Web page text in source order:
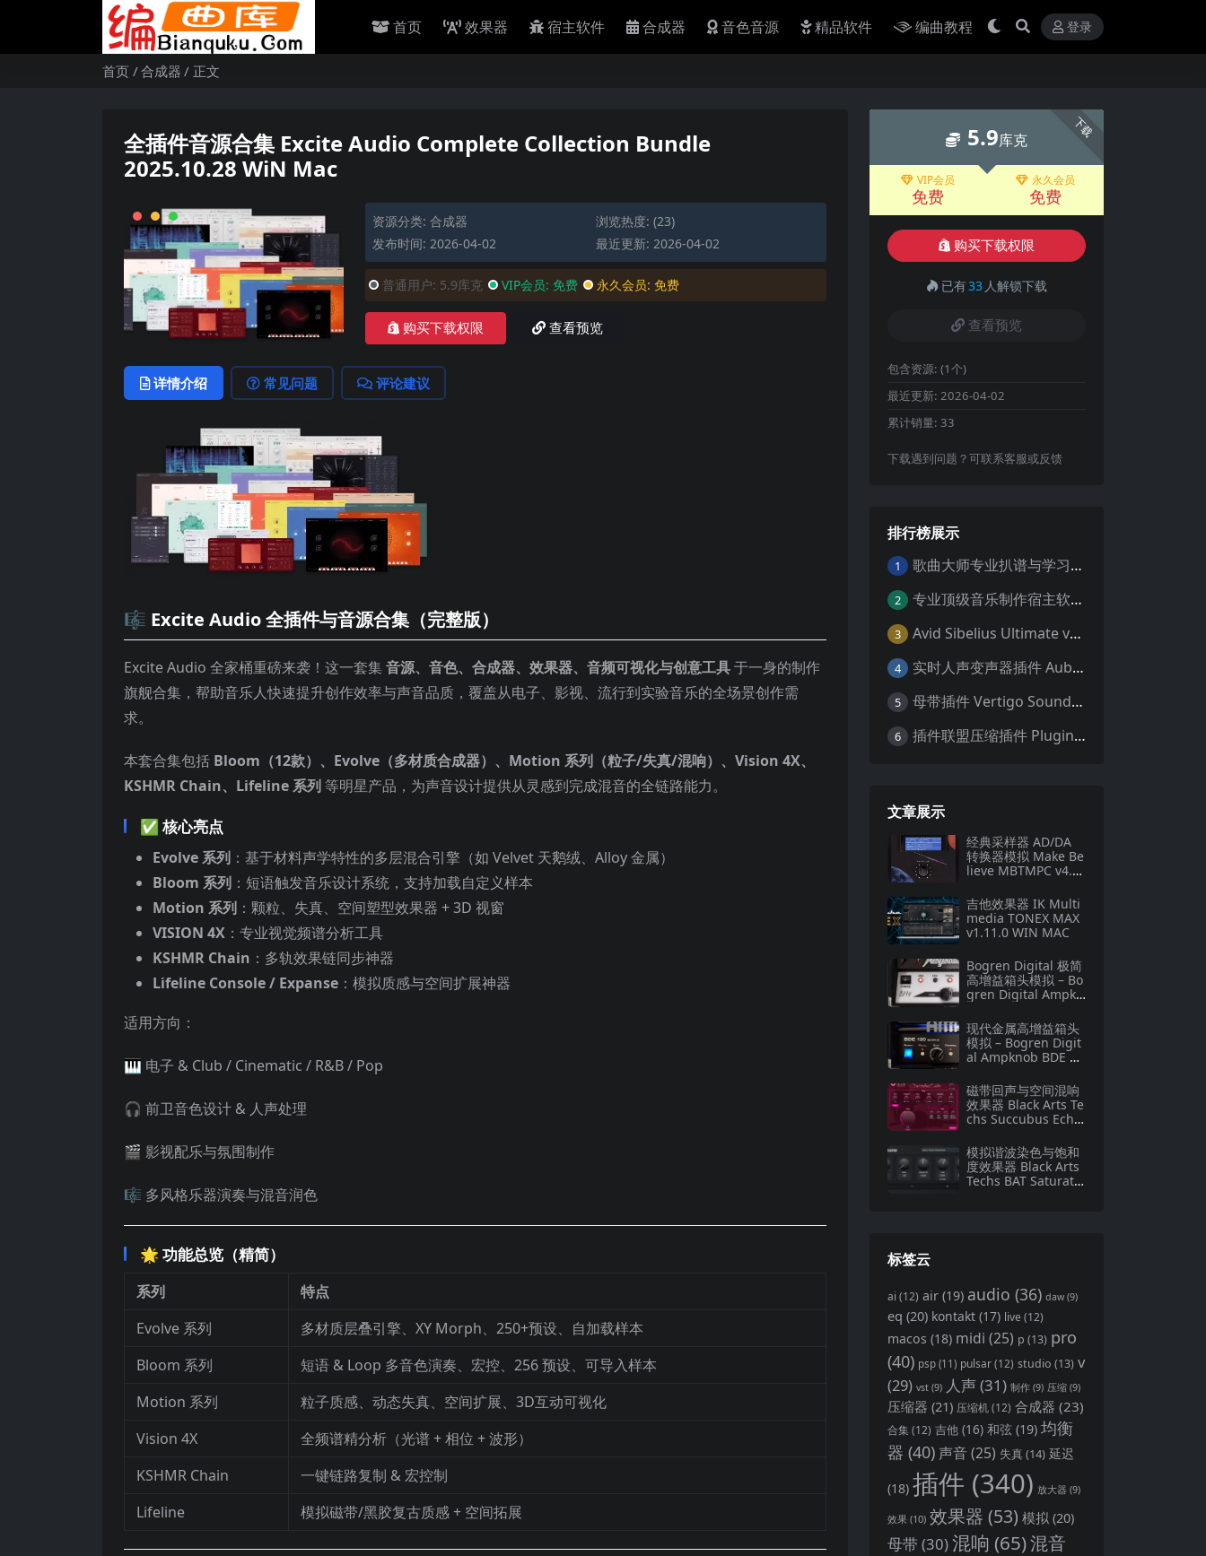
首页 效果器 宿主软件 合成器 音色音源 精品软件 编曲教程 登录
首页 合成器 正文
全插件音源合集 Excite Audio Complete Collection Bundle
2025.10.28 WiN Mac
资源分类: 合成器
浏览热度: (23)
发布时间: 2026-04-02
最近更新: 2026-04-02
普通用户: 5.9库克 VIP会员: 免费 永久会员: 免费
购买下载权限 查看预览
详情介绍 常见问题 评论建议
🎼 Excite Audio 全插件与音源合集（完整版）
Excite Audio 全家桶重磅来袭！这一套集音源、音色、合成器、效果器、音频可视化与创意工具于一身的制作
旗舰合集，帮助音乐人快速提升创作效率与声音品质，覆盖从电子、影视、流行到实验音乐的全场景创作需
求。
本套合集包括 Bloom（12款）、Evolve（多材质合成器）、Motion 系列（粒子/失真/混响）、Vision 4X、
KSHMR Chain、Lifeline 系列 等明星产品，为声音设计提供从灵感到完成混音的全链路能力。
✅ 核心亮点
Evolve 系列 ：基于材料声学特性的多层混合引擎（如 Velvet 天鹅绒、Alloy 金属）
Bloom 系列 ：短语触发音乐设计系统，支持加载自定义样本
Motion 系列 ：颗粒、失真、空间塑型效果器 + 3D 视窗
VISION 4X ：专业视觉频谱分析工具
KSHMR Chain ：多轨效果链同步神器
Lifeline Console / Expanse ：模拟质感与空间扩展神器
适用方向：
🎹 电子 & Club / Cinematic / R&B / Pop
🎧 前卫音色设计 & 人声处理
🎬 影视配乐与氛围制作
🎼 多风格乐器演奏与混音润色
🌟 功能总览（精简）
系列
特点
Evolve 系列
多材质层叠引擎、XY Morph、250+预设、自加载样本
Bloom 系列
短语 & Loop 多音色演奏、宏控、256 预设、可导入样本
Motion 系列
粒子质感、动态失真、空间扩展、3D互动可视化
Vision 4X
全频谱精分析（光谱 + 相位 + 波形）
KSHMR Chain
一键链路复制 & 宏控制
Lifeline
模拟磁带/黑胶复古质感 + 空间拓展
下载
5.9库克
VIP会员
免费
永久会员
免费
购买下载权限
已有33 人解锁下载
查看预览
包含资源: (1个)
最近更新: 2026-04-02
累计销量: 33
下载遇到问题？可联系客服或反馈
排行榜展示
1 歌曲大师专业扒谱与学习工具Aurally Sound Song Master PRO v2.7.04 WiN
2 专业顶级音乐制作宿主软件 Steinberg Cubase Pro 14 v14.0.32 VR/R2R 原厂音源内含安装教程 [WiN MAC]（80GB+）
3 Avid Sibelius Ultimate v2025.4 Trial Reset Win 无限试用版 乐谱软件 西贝柳斯 MAC含音色库25G
4 实时人声变声器插件 Auburn Sounds Graillon v3.1.1 macOS
5 母带插件 Vertigo Sound VSE-2 v1.5.77 macOS [HCiSO]
6 插件联盟压缩插件 Plugin Alliance Kiive Xtressor v1.0.1 WIN MAC
文章展示
经典采样器 AD/DA
转换器模拟 Make Be
lieve MBTMPC v4.1.
吉他效果器 IK Multi
media TONEX MAX
v1.11.0 WIN MAC
Bogren Digital 极简
高增益箱头模拟 – Bo
gren Digital Ampkn
B Mac [MORiA]
现代金属高增益箱头
模拟 – Bogren Digit
al Ampknob BDE 12
[MORiA]
磁带回声与空间混响
效果器 Black Arts Te
chs Succubus Echo
模拟谐波染色与饱和
度效果器 Black Arts
Techs BAT Saturato
标签云
ai (12) air (19) audio (36) daw (9)
eq (20) kontakt (17) live (12)
macos (18) midi (25) p (13) pro
(40) psp (11) pulsar(12) studio (13) v
(29) vst (9) 人声(31) 制作 (9) 压缩 (9)
压缩器 (21) 压缩机(12) 合成器 (23)
合集(12) 吉他 (16) 和弦 (19) 均衡
器 (40) 声音(25) 失真(14) 延迟
(18) 插件 (340) 放大器 (9)
效果 (10) 效果器 (53) 模拟 (20)
母带 (30)混响 (65)混音